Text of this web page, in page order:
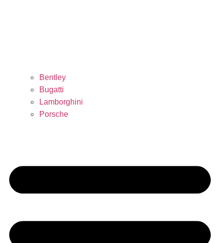
Bentley
Bugatti
Lamborghini
Porsche